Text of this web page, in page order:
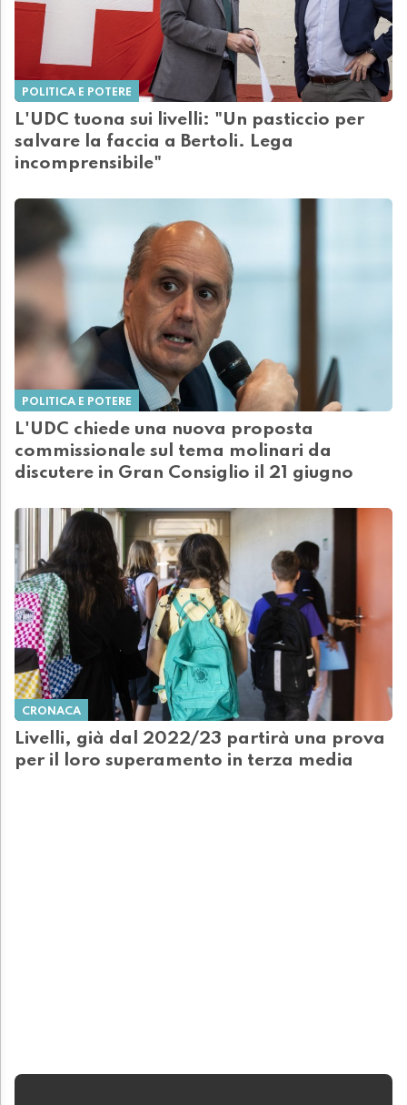
POLITICA E POTERE
L'UDC tuona sui livelli: "Un pasticcio per
salvare la faccia a Bertoli. Lega
incomprensibile"
POLITICA E POTERE
L'UDC chiede una nuova proposta
commissionale sul tema molinari da
discutere in Gran Consiglio il 21 giugno
CRONACA
Livelli, già dal 2022/23 partirà una prova
per il loro superamento in terza media